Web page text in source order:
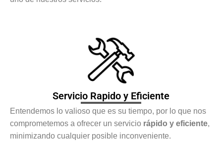
Servicio Rapido y Eficiente
Entendemos lo valioso que es su tiempo, por lo que nos
comprometemos a ofrecer un servicio rápido y eficiente,
minimizando cualquier posible inconveniente.